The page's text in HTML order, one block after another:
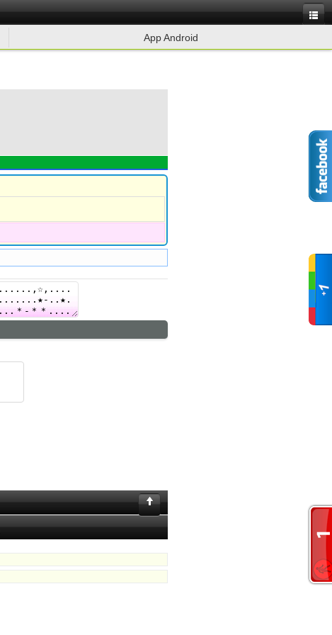
App Android